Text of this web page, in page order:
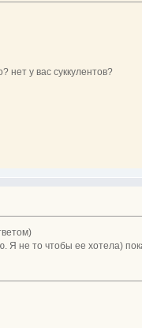
нет у вас суккулентов?
не то чтобы ее хотела)